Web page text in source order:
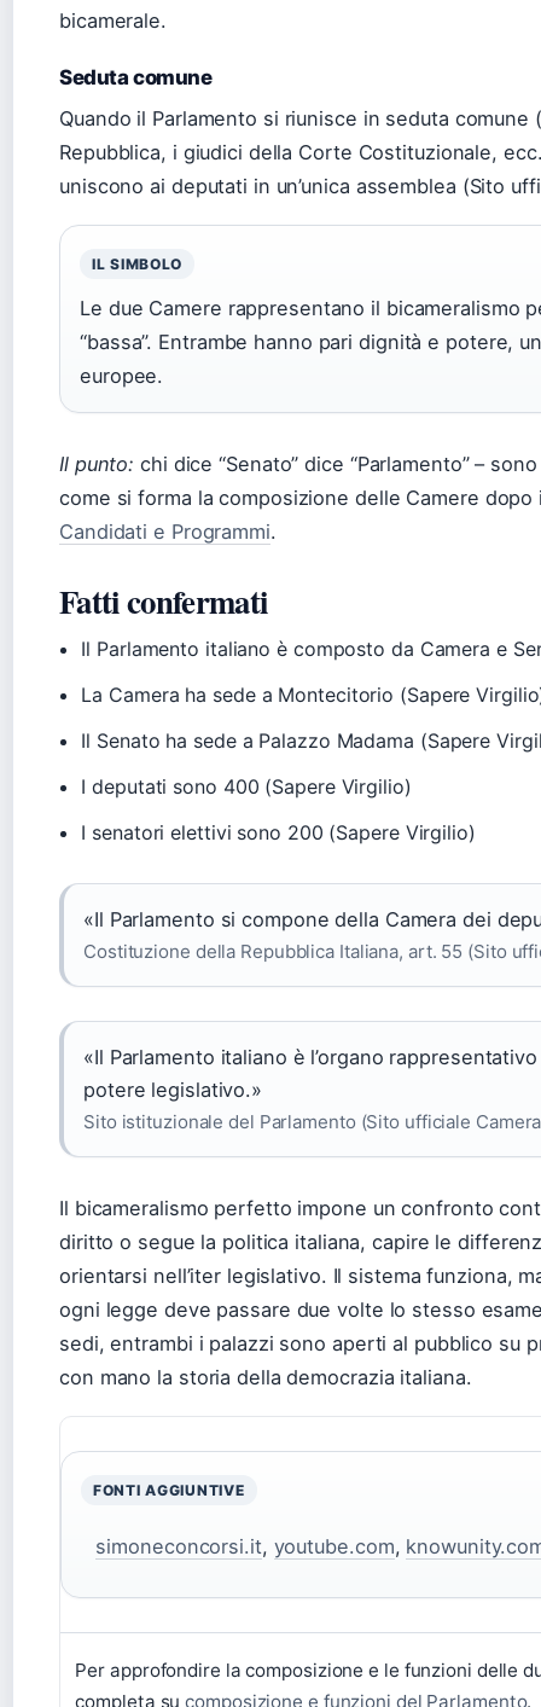
bicamerale.
Seduta comune
Quando il Parlamento si riunisce in seduta
Repubblica, i giudici della Corte Costituzionale,
uniscono ai deputati in un’unica assemblea (Sito
IL SIMBOLO
Le due Camere rappresentano il bicameralismo
“bassa”. Entrambe hanno pari dignità e potere,
europee.
Il punto: chi dice “Senato” dice “Parlamento” –
come si forma la composizione delle Camere
Candidati e Programmi.
Fatti confermati
Il Parlamento italiano è composto da Camera e
La Camera ha sede a Montecitorio (Sapere
Il Senato ha sede a Palazzo Madama (Sapere
I deputati sono 400 (Sapere Virgilio)
I senatori elettivi sono 200 (Sapere Virgilio)
«Il Parlamento si compone della Camera dei
Costituzione della Repubblica Italiana, art. 55 (Sito
«Il Parlamento italiano è l’organo
potere legislativo.»
Sito istituzionale del Parlamento (Sito ufficiale
Il bicameralismo perfetto impone un confronto
diritto o segue la politica italiana, capire le
orientarsi nell’iter legislativo. Il sistema funziona,
ogni legge deve passare due volte lo stesso
sedi, entrambi i palazzi sono aperti al pubblico su
con mano la storia della democrazia italiana.
FONTI AGGIUNTIVE
simoneconcorsi.it, youtube.com,
Per approfondire la composizione e le funzioni delle
completa sucomposizione e funzioni del Parlamento.